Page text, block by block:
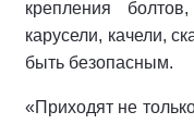
крепления
карусели, качели,
быть безопасным.
«Приходят не